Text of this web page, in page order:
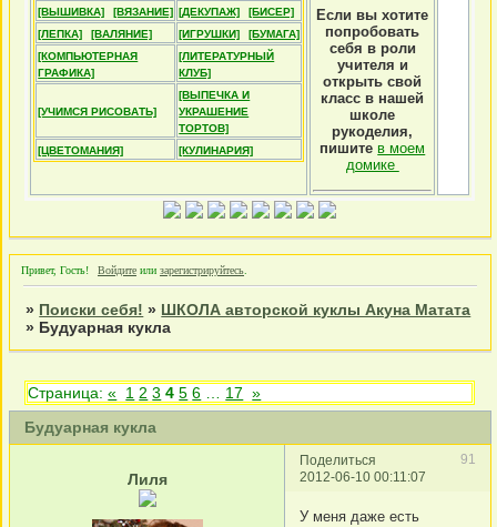
[ВЫШИВКА] [ВЯЗАНИЕ] [ДЕКУПАЖ]
[БИСЕР]
[ЛЕПКА]
[ВАЛЯНИЕ] [ИГРУШКИ]
[БУМАГА]
[КОМПЬЮТЕРНАЯ
ГРАФИКА]
[ЛИТЕРАТУРНЫЙ
КЛУБ]
[УЧИМСЯ РИСОВАТЬ]
[ВЫПЕЧКА И
УКРАШЕНИЕ
ТОРТОВ]
[ЦВЕТОМАНИЯ]
[КУЛИНАРИЯ]
Если вы хотите
попробовать
себя в роли
учителя и
открыть свой
класс в нашей
школе
рукоделия,
пишите в моем
домике
Привет, Гость! Войдите или зарегистрируйтесь
» Поиски себя! » ШКОЛА авторской куклы Акуна Матата
» Будуарная кукла
Будуарная кукла
Страница:« 1 2 3 4 5 6 17 »
Поделиться
91
2012-06-10 00:11:07
Лиля
У меня даже есть